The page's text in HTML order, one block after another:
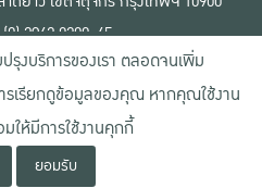
2942 8200-45
หาวิทยาลัยเกษตรศาสตร์
รใช้งานเว็บไซต์
นสิทธิ์ใช้งาน
ามเป็นส่วนตัว
รุงบริการของเรา ตลอดจนเพิ่ม
เรียกดูข้อมูลของคุณ หากคุณใช้งาน
ให้มีการใช้งานคุกกี้
ยอมรับ